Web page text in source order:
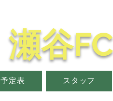
瀬谷FC
予定表 スタッフ